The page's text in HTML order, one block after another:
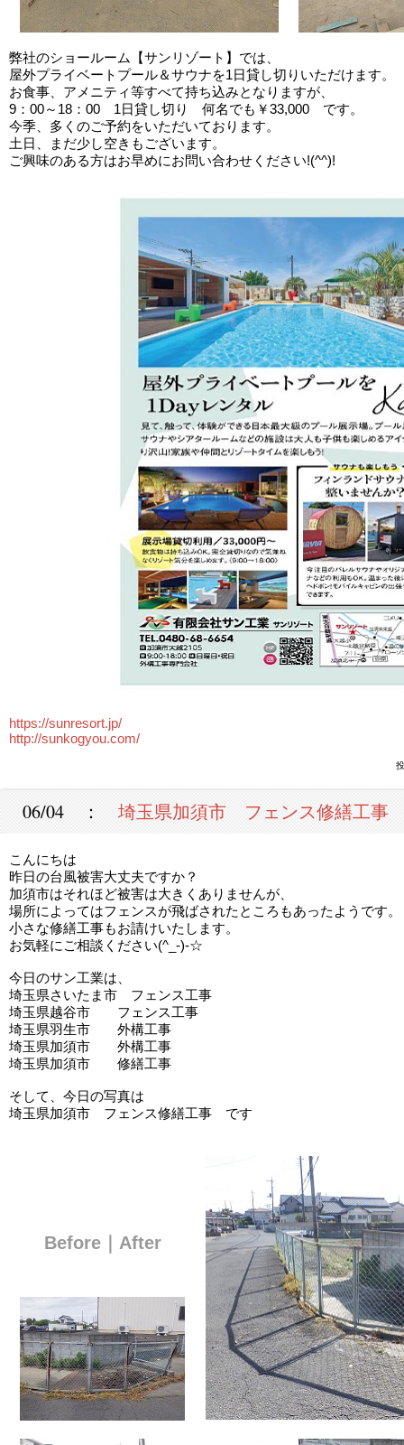
弊社のショールーム【サンリゾート】では、
屋外プライベートプール＆サウナを1日貸し切りいただけます。
お食事、アメニティ等すべて持ち込みとなりますが、
9：00～18：00 1日貸し切り 何名でも￥33,000 です。
今季、多くのご予約をいただいております。
土日、まだ少し空きもございます。
ご興味のある方はお早めにお問い合わせください!(^^)!
https://sunresort.jp/
http://sunkogyou.com/
06/04 ： 埼玉県加須市 フェンス修繕工事
こんにちは
昨日の台風被害大丈夫ですか？
加須市はそれほど被害は大きくありませんが、
場所によってはフェンスが飛ばされたところもあったようです。
小さな修繕工事もお請けいたします。
お気軽にご相談ください(^_-)-☆
今日のサン工業は、
埼玉県さいたま市 フェンス工事
埼玉県越谷市 フェンス工事
埼玉県羽生市 外構工事
埼玉県加須市 外構工事
埼玉県加須市 修繕工事
そして、今日の写真は
埼玉県加須市 フェンス修繕工事 です
Before｜After